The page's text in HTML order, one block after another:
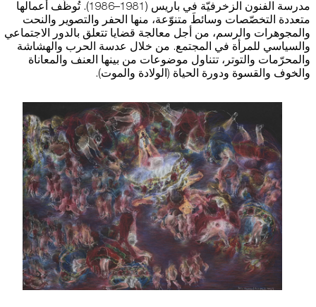
مدرسة الفنون الزخرفيّة في باريس (1981–1986). تُوظّف أعمالها
متعددة التخصّصات وسائطَ متنوّعة، منها الحفر والتصوير والنحت
والمجوهرات والرسم، من أجل معالجة قضايا تتعلق بالدور الاجتماعي
والسياسي للمرأة في المجتمع. من خلال عدسة الحرب والهشاشة
والمحرّمات والتوتر، تتناول موضوعات من بينها العنف والمعاناة
والخوف والقسوة ودورة الحياة (الولادة والموت).
الصحافة
رعاة متاحف قطر
استضافة الفعاليات
سهولة الوصول والحركة
الشروط والأحكام
سياسة ملفات تعريف الارتباط